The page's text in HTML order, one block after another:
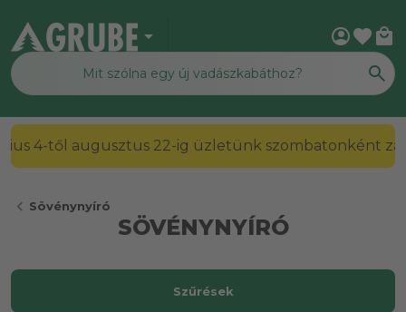
arrow_drop_down account_circlefavorite local_mall
2026. július 4-től augusztus 22-ig üzletünk
chevron_left Sövénynyíró
SÖVÉNYNYÍRÓ
Szűrések